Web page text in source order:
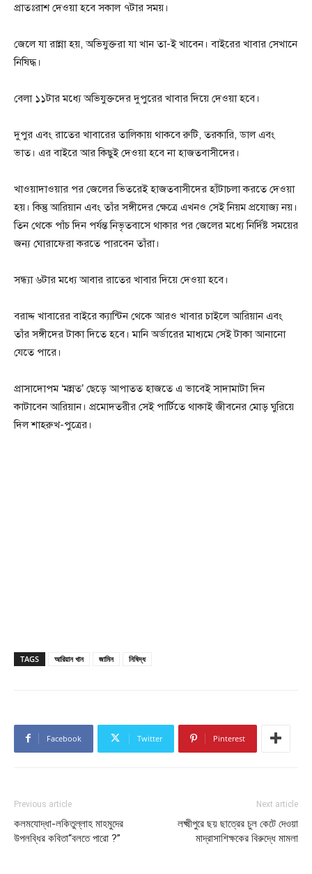
প্রাতঃরাশ দেওয়া হবে সকাল ৭টার সময়।
জেলে যা রান্না হয়, অভিযুক্তরা যা খান তা-ই খাবেন। বাইরের খাবার সেখানে
নিষিদ্ধ।
বেলা ১১টার মধ্যে অভিযুক্তদের দুপুরের খাবার দিয়ে দেওয়া হবে।
দুপুর এবং রাতের খাবারের তালিকায় থাকবে রুটি, তরকারি, ডাল এবং
ভাত। এর বাইরে আর কিছুই দেওয়া হবে না হাজতবাসীদের।
খাওয়াদাওয়ার পর জেলের ভিতরেই হাজতবাসীদের হাঁটাচলা করতে দেওয়া
হয়। কিন্তু আরিয়ান এবং তাঁর সঙ্গীদের ক্ষেত্রে এখনও সেই নিয়ম প্রযোজ্য নয়।
তিন থেকে পাঁচ দিন পর্যন্ত নিভৃতবাসে থাকার পর জেলের মধ্যে নির্দিষ্ট সময়ের
জন্য ঘোরাফেরা করতে পারবেন তাঁরা।
সন্ধ্যা ৬টার মধ্যে আবার রাতের খাবার দিয়ে দেওয়া হবে।
বরাদ্দ খাবারের বাইরে ক্যান্টিন থেকে আরও খাবার চাইলে আরিয়ান এবং
তাঁর সঙ্গীদের টাকা দিতে হবে। মানি অর্ডারের মাধ্যমে সেই টাকা আনানো
যেতে পারে।
প্রাসাদোপম ‘মন্নত’ ছেড়ে আপাতত হাজতে এ ভাবেই সাদামাটা দিন
কাটাবেন আরিয়ান। প্রমোদতরীর সেই পার্টিতে থাকাই জীবনের মোড় ঘুরিয়ে
দিল শাহরুখ-পুত্রের।
TAGS আরিয়ান খান জামিন নিষিদ্ধ
Facebook Twitter Pinterest
Previous article
কলমযোদ্ধা-লকিতুল্লাহ মাহমুদের
উপলব্ধির কবিতা“বলতে পারো ?”
Next article
লক্ষ্মীপুরে ছয় ছাত্রের চুল কেটে দেওয়া
মাদ্রাসাশিক্ষকের বিরুদ্ধে মামলা